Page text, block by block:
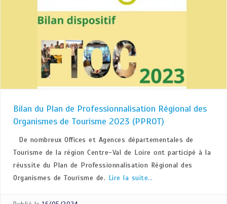
Bilan du Plan de Professionnalisation Régional des
Organismes de Tourisme 2023 (PPROT)
De nombreux Offices et Agences départementales de
Tourisme de la région Centre-Val de Loire ont participé à la
réussite du Plan de Professionnalisation Régional des
Organismes de Tourisme de. Lire la suite…